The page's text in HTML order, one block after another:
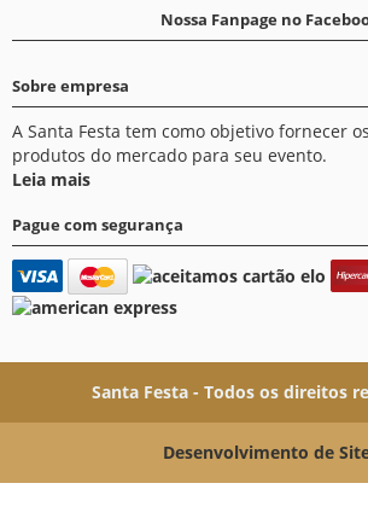
Nossa Fanpage no
Sobre empresa
A Santa Festa tem como objetivo fornecer
produtos do mercado para seu evento.
Leia mais
Pague com segurança
Santa Festa - Todos os direitos
Desenvolvimento de